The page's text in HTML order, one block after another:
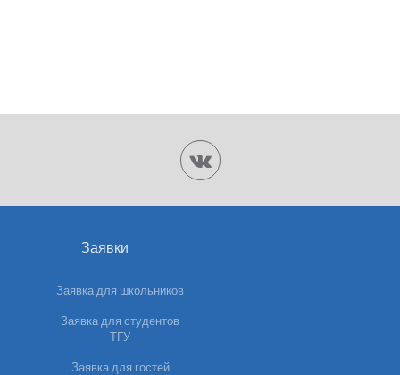
Заявки
Заявка для школьников
Заявка для студентов
ТГУ
Заявка для гостей